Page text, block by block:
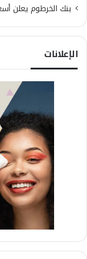
بنك الخرطوم يعلن
الإعلانات